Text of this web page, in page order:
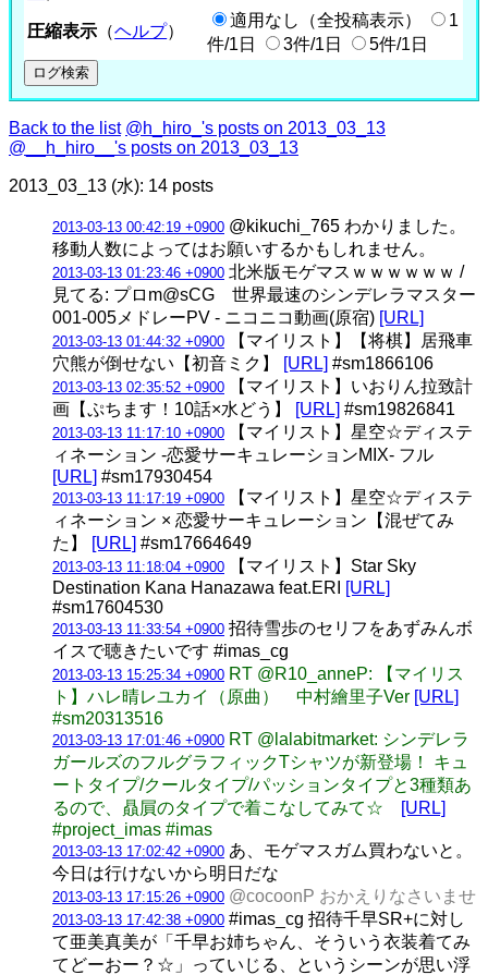
圧縮表示 （ヘルプ）
適用なし（全投稿表示）
1
件/1日
3件/1日 5件/1日
Back to the list @h_hiro_'s posts on 2013_03_13
@__h_hiro__'s posts on 2013_03_13
2013_03_13 (水): 14 posts
2013-03-13 00:42:19 +0900 @kikuchi_765 わかりました。
移動人数によってはお願いするかもしれません。
2013-03-13 01:23:46 +0900 北米版モゲマスｗｗｗｗｗｗ /
見てる: プロm@sCG 世界最速のシンデレラマスター
001-005メドレーPV ‐ ニコニコ動画(原宿) [URL]
2013-03-13 01:44:32 +0900 【マイリスト】【将棋】居飛車
穴熊が倒せない【初音ミク】
[URL] #sm1866106
2013-03-13 02:35:52 +0900 【マイリスト】いおりん拉致計
画【ぷちます！10話×水どう】
[URL] #sm19826841
2013-03-13 11:17:10 +0900 【マイリスト】星空☆ディステ
ィネーション -恋愛サーキュレーションMIX- フル
[URL] #sm17930454
2013-03-13 11:17:19 +0900 【マイリスト】星空☆ディステ
ィネーション × 恋愛サーキュレーション【混ぜてみ
た】
[URL] #sm17664649
2013-03-13 11:18:04 +0900 【マイリスト】Star Sky
Destination Kana Hanazawa feat.ERI
[URL]
#sm17604530
2013-03-13 11:33:54 +0900 招待雪歩のセリフをあずみんボ
イスで聴きたいです #imas_cg
2013-03-13 15:25:34 +0900 RT @R10_anneP: 【マイリス
ト】ハレ晴レユカイ（原曲） 中村繪里子Ver [URL]
#sm20313516
2013-03-13 17:01:46 +0900 RT @lalabitmarket: シンデレラ
ガールズのフルグラフィックTシャツが新登場！ キュ
ートタイプ/クールタイプ/パッションタイプと3種類あ
るので、贔屓のタイプで着こなしてみて☆
[URL]
#project_imas #imas
2013-03-13 17:02:42 +0900 あ、モゲマスガム買わないと。
今日は行けないから明日だな
2013-03-13 17:15:26 +0900 @cocoonP おかえりなさいませ
2013-03-13 17:42:38 +0900 #imas_cg 招待千早SR+に対し
て亜美真美が「千早お姉ちゃん、そういう衣装着てみ
てどーおー？☆」っていじる、というシーンが思い浮